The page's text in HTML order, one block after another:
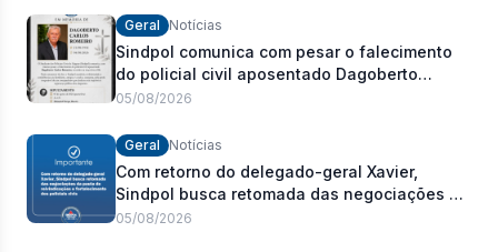
Geral Notícias
Sindpol comunica com pesar o falecimento
do policial civil aposentado Dagoberto
Carlos Romeiro
05/08/2026
Geral Notícias
Com retorno do delegado-geral Xavier,
Sindpol busca retomada das negociações da
pauta de reivindicações e fortalecimento dos
05/08/2026